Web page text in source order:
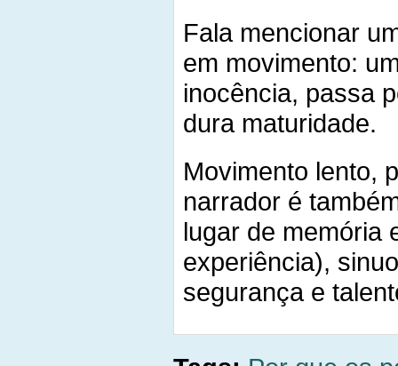
Fala mencionar
em movimento:
inocência, passa
dura maturidade.
Movimento lento,
narrador é
lugar de memória
experiência),
segurança e